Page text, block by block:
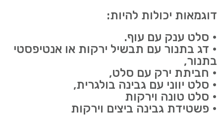
דוגמאות יכולות להיות:
• סלט ענק עם עוף.
• דג בתנור עם תבשיל ירקות או אנטיפסטי
בתנור,
• חביתת ירק עם סלט,
• סלט יווני עם גבינה בולגרית,
• סלט טונה וירקות
• פשטידת גבינה ביצים וירקות